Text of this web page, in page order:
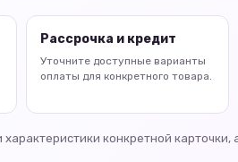
Рассрочка и кредит
Уточните доступные варианты
оплаты для конкретного товара.
конкретной